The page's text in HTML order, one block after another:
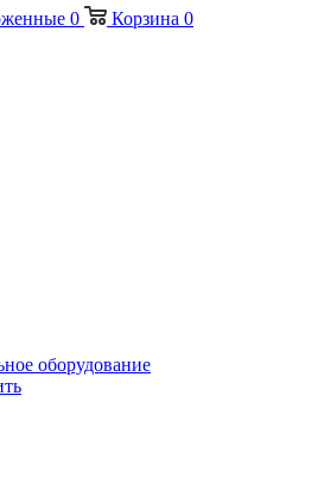
0 Корзина 0
оборудование